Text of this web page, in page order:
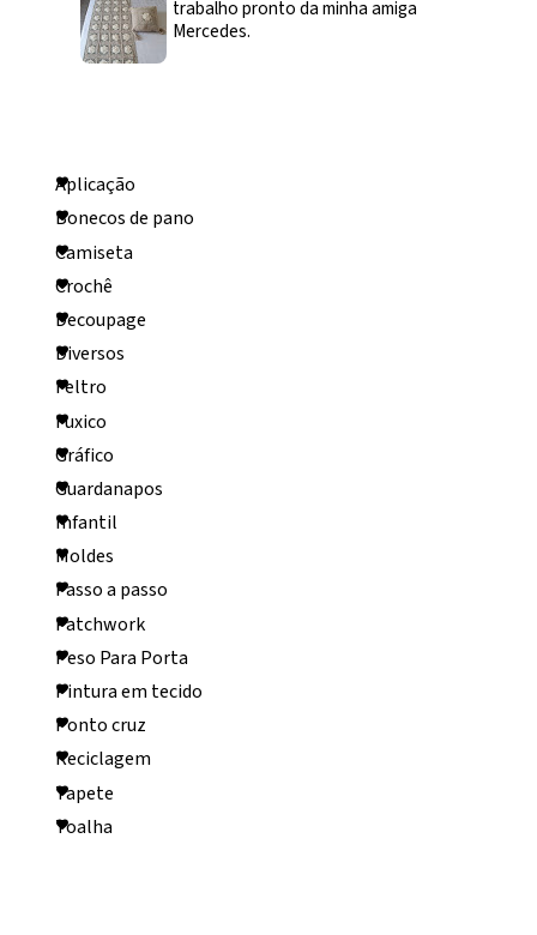
trabalho pronto da minha amiga
Mercedes.
Aplicação
Bonecos de pano
Camiseta
Crochê
Decoupage
Diversos
Feltro
Fuxico
Gráfico
Guardanapos
Infantil
Moldes
Passo a passo
Patchwork
Peso Para Porta
Pintura em tecido
Ponto cruz
Reciclagem
Tapete
Toalha